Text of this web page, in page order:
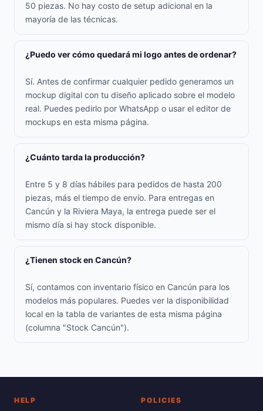
50 piezas. No hay costo de setup adicional en la
mayoría de las técnicas.
¿Puedo ver cómo quedará mi logo antes de ordenar?
Sí. Antes de confirmar cualquier pedido generamos un
mockup digital con tu diseño aplicado sobre el modelo
real. Puedes pedirlo por WhatsApp o usar el editor de
mockups en esta misma página.
¿Cuánto tarda la producción?
Entre 5 y 8 días hábiles para pedidos de hasta 200
piezas, más el tiempo de envío. Para entregas en
Cancún y la Riviera Maya, la entrega puede ser el
mismo día si hay stock disponible.
¿Tienen stock en Cancún?
Sí, contamos con inventario físico en Cancún para los
modelos más populares. Puedes ver la disponibilidad
local en la tabla de variantes de esta misma página
(columna "Stock Cancún").
HELP POLICIES